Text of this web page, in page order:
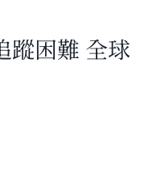
蹤困難 全球